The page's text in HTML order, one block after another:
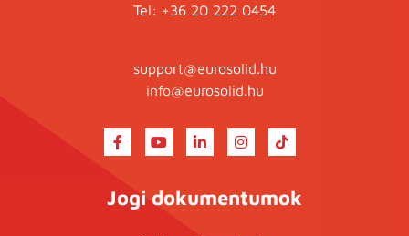
Tel: +36 20 222 0454
support@eurosolid.hu
info@eurosolid.hu
Jogi dokumentumok